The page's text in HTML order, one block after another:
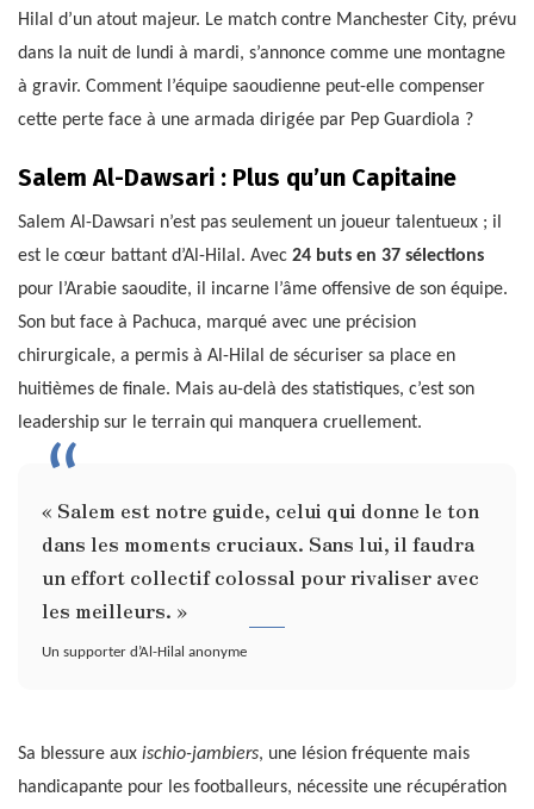
Hilal d’un atout majeur. Le match contre Manchester City, prévu
dans la nuit de lundi à mardi, s’annonce comme une montagne
à gravir. Comment l’équipe saoudienne peut-elle compenser
cette perte face à une armada dirigée par Pep Guardiola ?
Salem Al-Dawsari : Plus qu’un Capitaine
Salem Al-Dawsari n’est pas seulement un joueur talentueux ; il
est le cœur battant d’Al-Hilal. Avec 24 buts en 37 sélections
pour l’Arabie saoudite, il incarne l’âme offensive de son équipe.
Son but face à Pachuca, marqué avec une précision
chirurgicale, a permis à Al-Hilal de sécuriser sa place en
huitièmes de finale. Mais au-delà des statistiques, c’est son
leadership sur le terrain qui manquera cruellement.
« Salem est notre guide, celui qui donne le ton
dans les moments cruciaux. Sans lui, il faudra
un effort collectif colossal pour rivaliser avec
les meilleurs. »
Un supporter d’Al-Hilal anonyme
Sa blessure aux ischio-jambiers, une lésion fréquente mais
handicapante pour les footballeurs, nécessite une récupération